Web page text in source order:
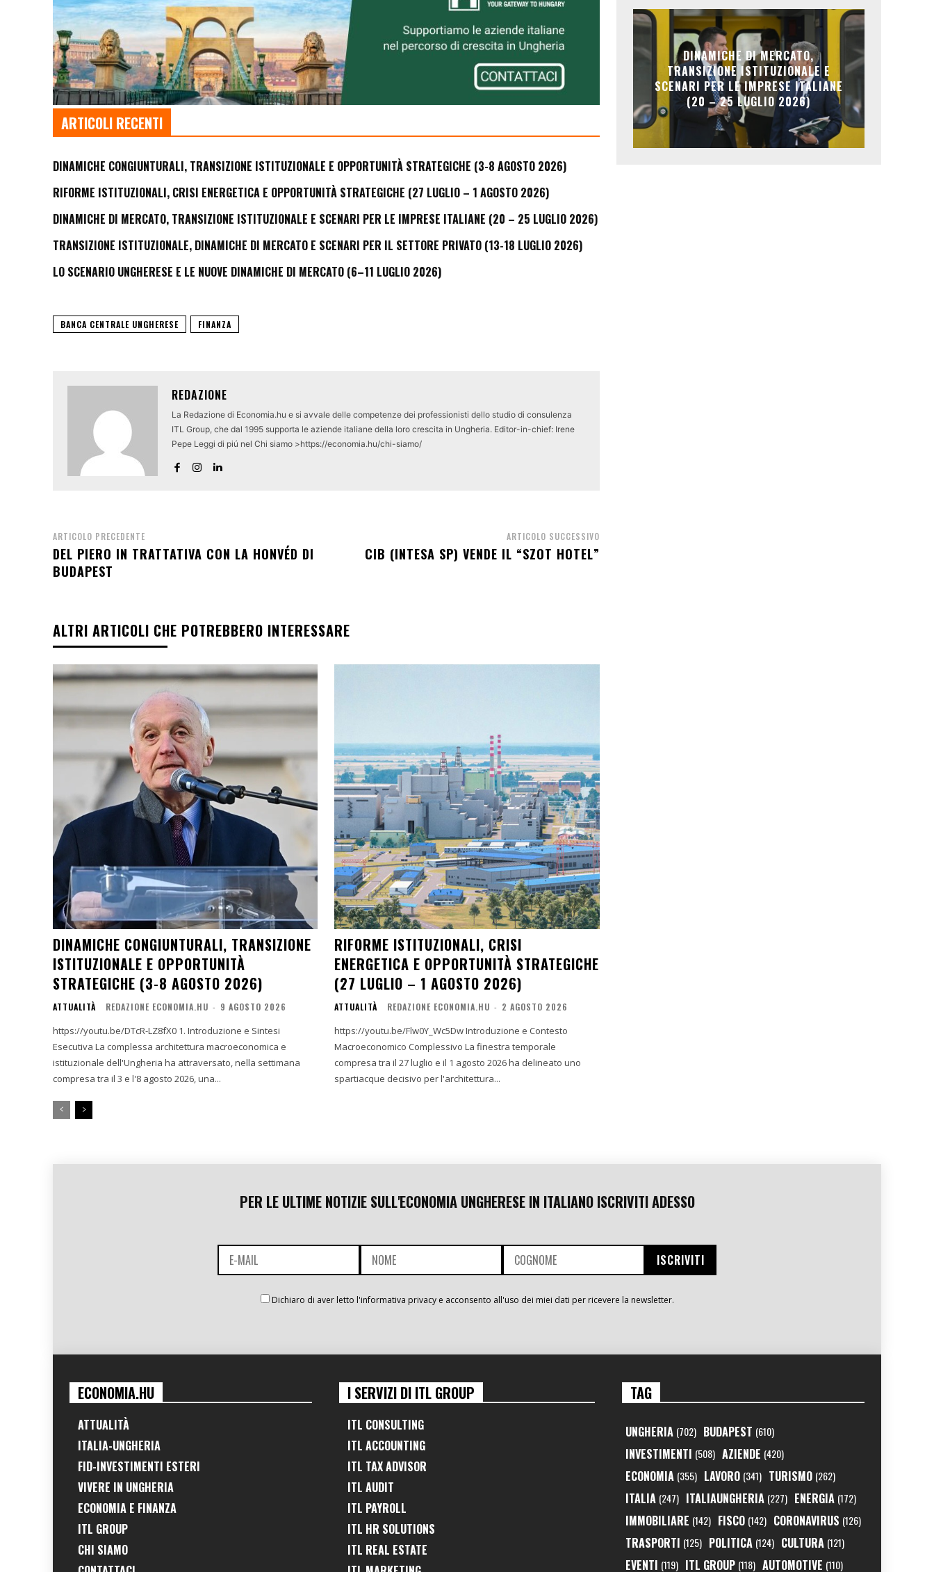
ARTICOLI RECENTI
DINAMICHE CONGIUNTURALI, TRANSIZIONE ISTITUZIONALE E OPPORTUNITÀ STRATEGICHE (3-8 AGOSTO 2026)
RIFORME ISTITUZIONALI, CRISI ENERGETICA E OPPORTUNITÀ STRATEGICHE (27 LUGLIO – 1 AGOSTO 2026)
DINAMICHE DI MERCATO, TRANSIZIONE ISTITUZIONALE E SCENARI PER LE IMPRESE ITALIANE (20 – 25 LUGLIO 2026)
TRANSIZIONE ISTITUZIONALE, DINAMICHE DI MERCATO E SCENARI PER IL SETTORE PRIVATO (13-18 LUGLIO 2026)
LO SCENARIO UNGHERESE E LE NUOVE DINAMICHE DI MERCATO (6–11 LUGLIO 2026)
BANCA CENTRALE UNGHERESE FINANZA
REDAZIONE
La Redazione di Economia.hu e si avvale delle competenze dei professionisti dello studio di consulenza
ITL Group, che dal 1995 supporta le aziende italiane della loro crescita in Ungheria. Editor-in-chief: Irene
Pepe Leggi di piú nel Chi siamo >https://economia.hu/chi-siamo/
ARTICOLO PRECEDENTE
DEL PIERO IN TRATTATIVA CON LA HONVÉD DI
BUDAPEST
ARTICOLO SUCCESSIVO
CIB (INTESA SP) VENDE IL “SZOT HOTEL”
ALTRI ARTICOLI CHE POTREBBERO INTERESSARE
DINAMICHE CONGIUNTURALI, TRANSIZIONE
ISTITUZIONALE E OPPORTUNITÀ
STRATEGICHE (3-8 AGOSTO 2026)
ATTUALITÀ REDAZIONE ECONOMIA.HU - 9 AGOSTO 2026
https://youtu.be/DTcR-LZ8fX0 1. Introduzione e Sintesi
Esecutiva La complessa architettura macroeconomica e
istituzionale dell'Ungheria ha attraversato, nella settimana
compresa tra il 3 e l'8 agosto 2026, una...
RIFORME ISTITUZIONALI, CRISI
ENERGETICA E OPPORTUNITÀ STRATEGICHE
(27 LUGLIO – 1 AGOSTO 2026)
ATTUALITÀ REDAZIONE ECONOMIA.HU - 2 AGOSTO 2026
https://youtu.be/Flw0Y_Wc5Dw Introduzione e Contesto
Macroeconomico Complessivo La finestra temporale
compresa tra il 27 luglio e il 1 agosto 2026 ha delineato uno
spartiacque decisivo per l'architettura...
DINAMICHE DI MERCATO,
TRANSIZIONE ISTITUZIONALE E
SCENARI PER LE IMPRESE ITALIANE
(20 – 25 LUGLIO 2026)
PER LE ULTIME NOTIZIE SULL'ECONOMIA UNGHERESE IN ITALIANO ISCRIVITI ADESSO
Dichiaro di aver letto l'informativa privacy e acconsento all'uso dei miei dati per ricevere la newsletter.
ECONOMIA.HU
ATTUALITÀ
ITALIA-UNGHERIA
FID-INVESTIMENTI ESTERI
VIVERE IN UNGHERIA
ECONOMIA E FINANZA
ITL GROUP
CHI SIAMO
I SERVIZI DI ITL GROUP
ITL CONSULTING
ITL ACCOUNTING
ITL TAX ADVISOR
ITL AUDIT
ITL PAYROLL
ITL HR SOLUTIONS
ITL REAL ESTATE
TAG
UNGHERIA (702) BUDAPEST (610)
INVESTIMENTI (508) AZIENDE (420)
ECONOMIA (355) LAVORO (341) TURISMO (262)
ITALIA (247) ITALIAUNGHERIA (227) ENERGIA (172)
IMMOBILIARE (142) FISCO (142) CORONAVIRUS (126)
TRASPORTI (125) POLITICA (124) CULTURA (121)
EVENTI (119) ITL GROUP (118) AUTOMOTIVE (110)